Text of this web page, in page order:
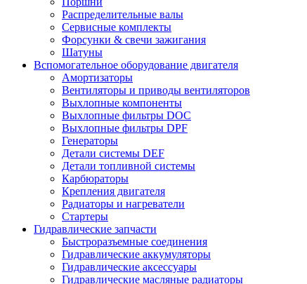
Распределительные валы
Сервисные комплекты
Форсунки & свечи зажигания
Шатуны
Вспомогательное оборудование двигателя
Амортизаторы
Вентиляторы и приводы вентиляторов
Выхлопные компоненты
Выхлопные фильтры DOC
Выхлопные фильтры DPF
Генераторы
Детали системы DEF
Детали топливной системы
Карбюраторы
Крепления двигателя
Радиаторы и нагреватели
Стартеры
Гидравлические запчасти
Быстроразъемные соединения
Гидравлические аккумуляторы
Гидравлические аксессуары
Гидравлические масляные радиаторы